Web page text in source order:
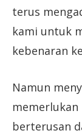
terus
kami untuk
kebenaran
Namun
berterusan